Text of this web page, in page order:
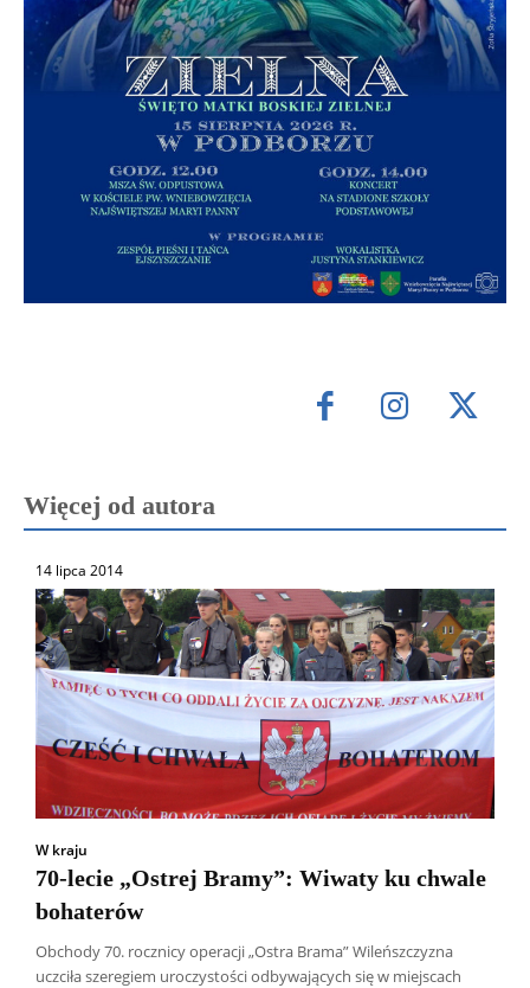
Więcej od autora
14 lipca 2014
W kraju
70-lecie „Ostrej Bramy”: Wiwaty ku chwale
bohaterów
Obchody 70. rocznicy operacji „Ostra Brama” Wileńszczyzna
uczciła szeregiem uroczystości odbywających się w miejscach